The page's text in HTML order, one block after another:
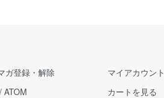
ガ登録・解除
/ ATOM
マイアカウント
カートを見る